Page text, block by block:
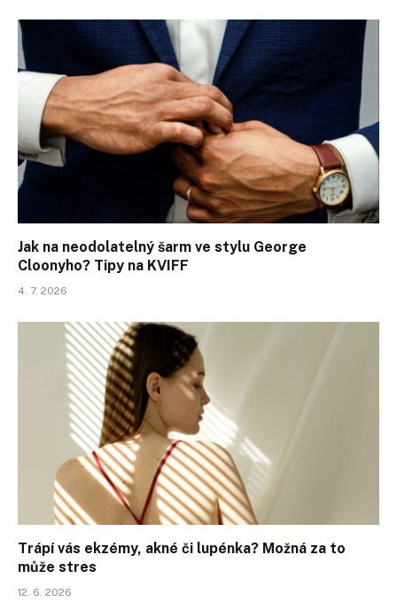
Jak na neodolatelný šarm ve stylu George
Cloonyho? Tipy na KVIFF
4. 7. 2026
Trápí vás ekzémy, akné či lupénka? Možná za to
může stres
12. 6. 2026